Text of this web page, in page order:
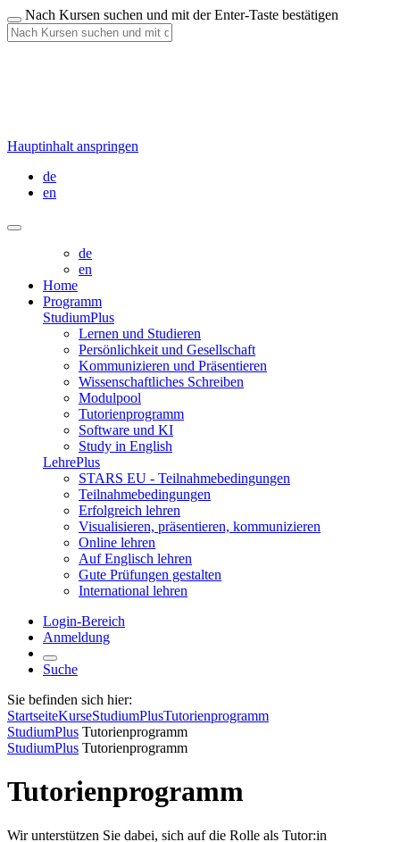
Nach Kursen suchen und mit der Enter-Taste bestätigen
Hauptinhalt anspringen
de
en
de
en
Home
Programm
StudiumPlus
Lernen und Studieren
Persönlichkeit und Gesellschaft
Kommunizieren und Präsentieren
Wissenschaftliches Schreiben
Modulpool
Tutorienprogramm
Software und KI
Study in English
LehrePlus
STARS EU - Teilnahmebedingungen
Teilnahmebedingungen
Erfolgreich lehren
Visualisieren, präsentieren, kommunizieren
Online lehren
Auf Englisch lehren
Gute Prüfungen gestalten
International lehren
Login-Bereich
Anmeldung
Suche
Sie befinden sich hier:
StartseiteKurseStudiumPlusTutorienprogramm
StudiumPlus Tutorienprogramm
StudiumPlus Tutorienprogramm
Tutorienprogramm
Wir unterstützen Sie dabei, sich auf die Rolle als Tutor:in